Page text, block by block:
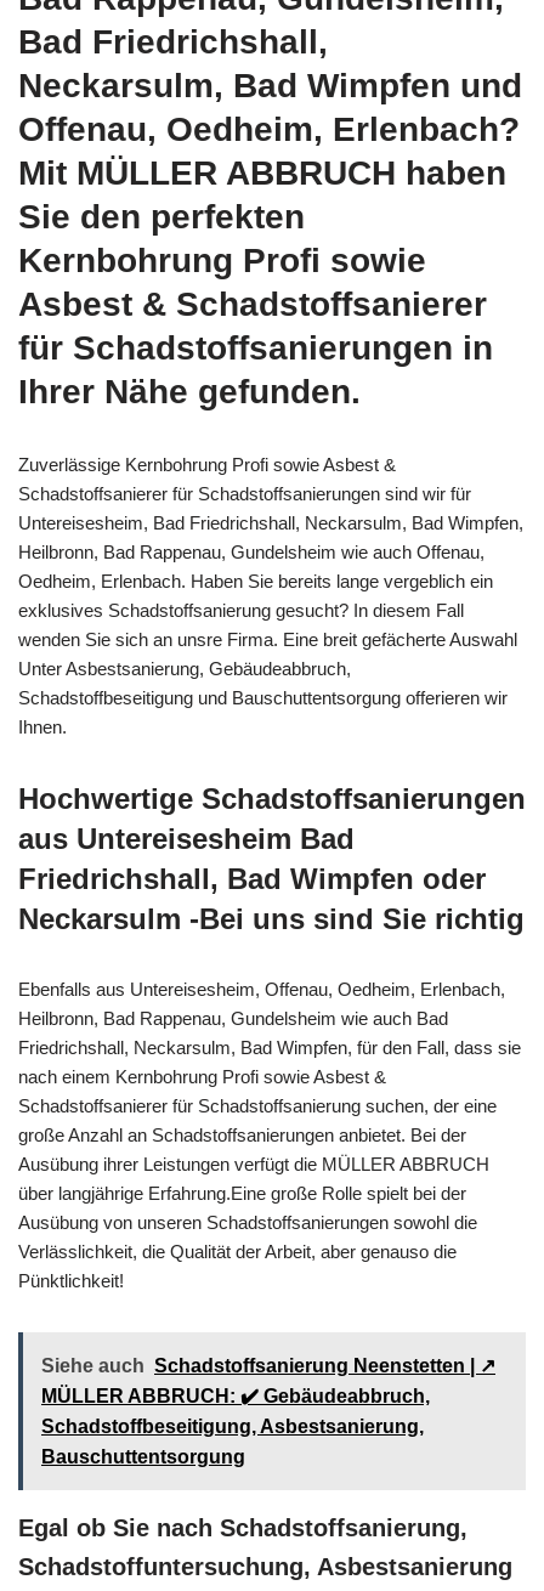
Bad Friedrichshall,
Neckarsulm, Bad Wimpfen und
Offenau, Oedheim, Erlenbach?
Mit MÜLLER ABBRUCH haben
Sie den perfekten
Kernbohrung Profi sowie
Asbest & Schadstoffsanierer
für Schadstoffsanierungen in
Ihrer Nähe gefunden.
Zuverlässige Kernbohrung Profi sowie Asbest &
Schadstoffsanierer für Schadstoffsanierungen sind wir für
Untereisesheim, Bad Friedrichshall, Neckarsulm, Bad Wimpfen,
Heilbronn, Bad Rappenau, Gundelsheim wie auch Offenau,
Oedheim, Erlenbach. Haben Sie bereits lange vergeblich ein
exklusives Schadstoffsanierung gesucht? In diesem Fall
wenden Sie sich an unsre Firma. Eine breit gefächerte Auswahl
Unter Asbestsanierung, Gebäudeabbruch,
Schadstoffbeseitigung und Bauschuttentsorgung offerieren wir
Ihnen.
Hochwertige Schadstoffsanierungen
aus Untereisesheim Bad
Friedrichshall, Bad Wimpfen oder
Neckarsulm -Bei uns sind Sie richtig
Ebenfalls aus Untereisesheim, Offenau, Oedheim, Erlenbach,
Heilbronn, Bad Rappenau, Gundelsheim wie auch Bad
Friedrichshall, Neckarsulm, Bad Wimpfen, für den Fall, dass sie
nach einem Kernbohrung Profi sowie Asbest &
Schadstoffsanierer für Schadstoffsanierung suchen, der eine
große Anzahl an Schadstoffsanierungen anbietet. Bei der
Ausübung ihrer Leistungen verfügt die MÜLLER ABBRUCH
über langjährige Erfahrung.Eine große Rolle spielt bei der
Ausübung von unseren Schadstoffsanierungen sowohl die
Verlässlichkeit, die Qualität der Arbeit, aber genauso die
Pünktlichkeit!
Siehe auch Schadstoffsanierung Neenstetten | ↗️
MÜLLER ABBRUCH: ✔️ Gebäudeabbruch,
Schadstoffbeseitigung, Asbestsanierung,
Bauschuttentsorgung
Egal ob Sie nach Schadstoffsanierung,
Schadstoffuntersuchung, Asbestsanierung